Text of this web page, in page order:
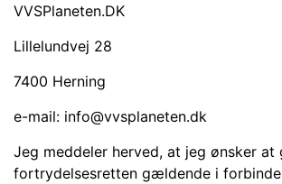
VVSPlaneten.DK
Lillelundvej 28
7400 Herning
e-mail: info@vvsplaneten.dk
Jeg meddeler herved, at jeg ønsker at
fortrydelsesretten gældende i